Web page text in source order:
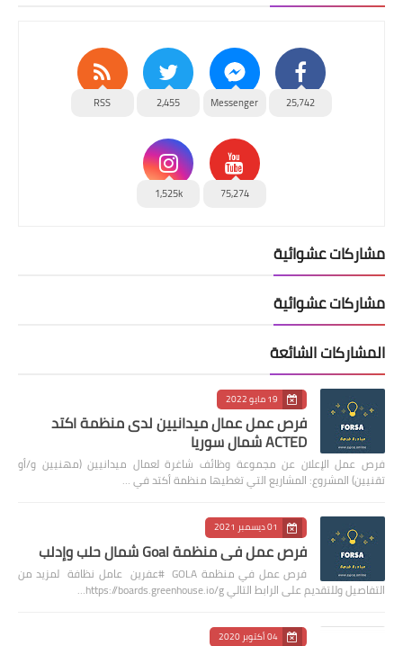
25,742
Messenger
2,455
RSS
75,274
1,525k
مشاركات عشوائية
مشاركات عشوائية
المشاركات الشائعة
19 مايو 2022
فرص عمل عمال ميدانيين لدى منظمة اكتد
ACTED شمال سوريا
فرص عمل الإعلان عن مجموعة وظائف شاغرة لعمال ميدانيين (مهنيين و/أو
تقنيين) المشروع: المشاريع التي تغطيها منظمة أكتد في …
01 ديسمبر 2021
فرص عمل في منظمة Goal شمال حلب وإدلب
فرص عمل في منظمة GOLA #عفرين عامل نظافة لمزيد من
التفاصيل وللتقديم على الرابط التالي https://boards.greenhouse.io/g…
04 أكتوبر 2020